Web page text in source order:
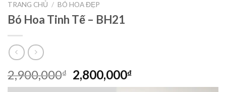
TRANG CHỦ / BÓ HOA ĐẸP
Bó Hoa Tinh Tế – BH21
2,900,000₫ Giá
gốc
2,800,000₫Giá
hiện